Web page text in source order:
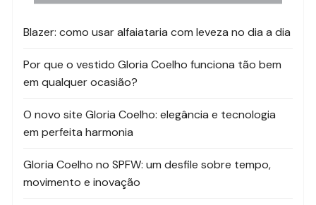
Blazer: como usar alfaiataria com leveza no dia a dia
Por que o vestido Gloria Coelho funciona tão bem
em qualquer ocasião?
O novo site Gloria Coelho: elegância e tecnologia
em perfeita harmonia
Gloria Coelho no SPFW: um desfile sobre tempo,
movimento e inovação